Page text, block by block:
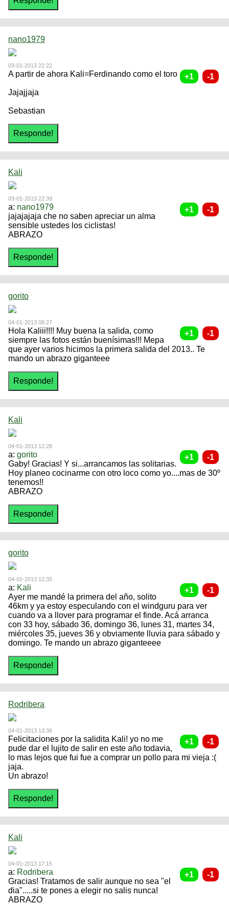
nano1979
03-01-2013 22:22
A partir de ahora Kali=Ferdinando como el toro
Jajajjaja
Sebastian
Kali
03-01-2013 22:39
a: nano1979
jajajajaja che no saben apreciar un alma
sensible ustedes los ciclistas!
ABRAZO
gorito
04-01-2013 08:27
Hola Kaliii!!!! Muy buena la salida, como
siempre las fotos están buenísimas!!! Mepa
que ayer varios hicimos la primera salida del 2013.. Te
mando un abrazo giganteee
Kali
04-01-2013 12:28
a: gorito
Gaby! Gracias! Y si...arrancamos las solitarias.
Hoy planeo cocinarme con otro loco como yo....mas de 30º
tenemos!!
ABRAZO
gorito
04-01-2013 12:35
a: Kali
Ayer me mandé la primera del año, solito
46km y ya estoy especulando con el windguru para ver
cuando va a llover para programar el finde. Acá arranca
con 33 hoy, sábado 36, domingo 36, lunes 31, martes 34,
miércoles 35, jueves 36 y obviamente lluvia para sábado y
domingo. Te mando un abrazo giganteeee
Rodribera
04-01-2013 13:36
Felicitaciones por la salidita Kali! yo no me
pude dar el lujito de salir en este año todavia,
lo mas lejos que fui fue a comprar un pollo para mi vieja :(
jaja.
Un abrazo!
Kali
04-01-2013 17:15
a: Rodribera
Gracias! Tratamos de salir aunque no sea "el
dia".....si te pones a elegir no salis nunca!
ABRAZO